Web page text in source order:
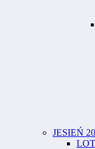
JESIEŃ